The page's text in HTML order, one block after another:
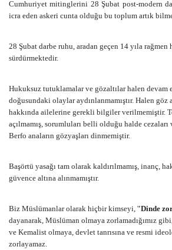
Cumhuriyet mitinglerini 28 Şubat post-modern
icra eden askeri cunta olduğu bu toplum artık
28 Şubat darbe ruhu, aradan geçen 14 yıla
sürdürmektedir.
Hukuksuz tutuklamalar ve gözaltılar halen devam
doğusundaki olaylar aydınlanmamıştır. Halen göz
hakkında ailelerine gerekli bilgiler verilmemiştir.
açılmamış, sorumluları belli olduğu halde
Berfo anaların gözyaşları dinmemiştir.
Başörtü yasağı tam olarak kaldırılmamış, inanç,
güvence altına alınmamıştır.
Biz Müslümanlar olarak hiçbir kimseyi, ''Dinde
dayanarak, Müslüman olmaya zorlamadığımız
ve Kemalist olmaya, devlet tanrısına ve resmi
zorlayamaz.